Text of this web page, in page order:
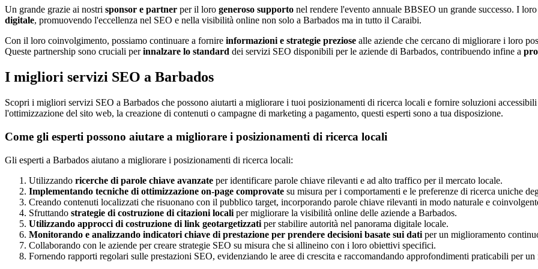
Un grande grazie ai nostri sponsor e partner per il loro generoso supporto nel rendere l'evento annuale BBSEO un grande successo. I
digitale, promuovendo l'eccellenza nel SEO e nella visibilità online non solo a Barbados ma in tutto il Caraibi.
Con il loro coinvolgimento, possiamo continuare a fornire informazioni e strategie preziose alle aziende che cercano di migliorare i loro
Queste partnership sono cruciali perinnalzare lo standard dei servizi SEO disponibili per le aziende di Barbados, contribuendo infine a
I migliori servizi SEO a Barbados
Scopri i migliori servizi SEO a Barbados che possono aiutarti a migliorare i tuoi posizionamenti di ricerca locali e fornire soluzioni
l'ottimizzazione del sito web, la creazione di contenuti o campagne di marketing a pagamento, questi esperti sono a tua disposizione.
Come gli esperti possono aiutare a migliorare i posizionamenti di ricerca locali
Gli esperti a Barbados aiutano a migliorare i posizionamenti di ricerca locali:
Utilizzando ricerche di parole chiave avanzate per identificare parole chiave rilevanti e ad alto traffico per il mercato locale.
Implementando tecniche di ottimizzazione on-page comprovate su misura per i comportamenti e le preferenze di ricerca uniche
Creando contenuti localizzati che risuonano con il pubblico target, incorporando parole chiave rilevanti in modo naturale e
Sfruttando strategie di costruzione di citazioni locali per migliorare la visibilità online delle aziende a Barbados.
Utilizzando approcci di costruzione di link geotargetizzati per stabilire autorità nel panorama digitale locale.
Monitorando e analizzando indicatori chiave di prestazione per prendere decisioni basate sui dati per un miglioramento
Collaborando con le aziende per creare strategie SEO su misura che si allineino con i loro obiettivi specifici.
Fornendo rapporti regolari sulle prestazioni SEO, evidenziando le aree di crescita e raccomandando approfondimenti praticabili per